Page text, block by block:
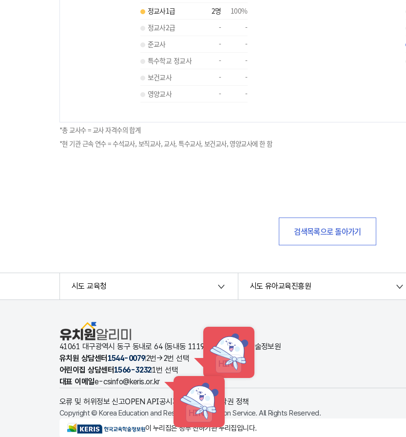
정교사1급
2명 100%
정교사2급
-
-
준교사
-
-
특수학교 정교사
-
-
보건교사
-
-
영양교사
- -
*총 교사수 = 교사 자격수의 합계
*현 기관 근속 연수 = 수석교사, 보직교사, 교사, 특수교사, 보건교사, 영양교사에 한 함
검색목록으로 돌아가기
시도 교육청 시도 유아교육진흥원
유치원알리미
41061 대구광역시 동구 동내로 64 (동내동 1119번지) 한국교육학술정보원
유치원 상담센터 1544-00792번→2번 선택
HINT
어린이집 상담센터 1566-32321번 선택
대표 이메일e-csinfo@keris.or.kr
HINT
오류 및 허위정보 신고OPEN API공시자료 다운로드저작권 정책
Copyright © Korea Education and Research Information Service. All Rights Reserved.
KERIS한국교육학술정보원이 누리집은 정부 산하기관 누리집입니다.